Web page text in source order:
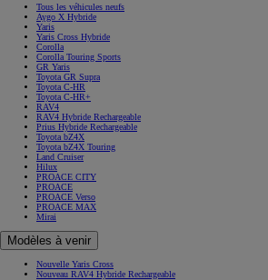
Tous les véhicules neufs
Aygo X Hybride
Yaris
Yaris Cross Hybride
Corolla
Corolla Touring Sports
GR Yaris
Toyota GR Supra
Toyota C-HR
Toyota C-HR+
RAV4
RAV4 Hybride Rechargeable
Prius Hybride Rechargeable
Toyota bZ4X
Toyota bZ4X Touring
Land Cruiser
Hilux
PROACE CITY
PROACE
PROACE Verso
PROACE MAX
Mirai
Modèles à venir
Nouvelle Yaris Cross
Nouveau RAV4 Hybride Rechargeable